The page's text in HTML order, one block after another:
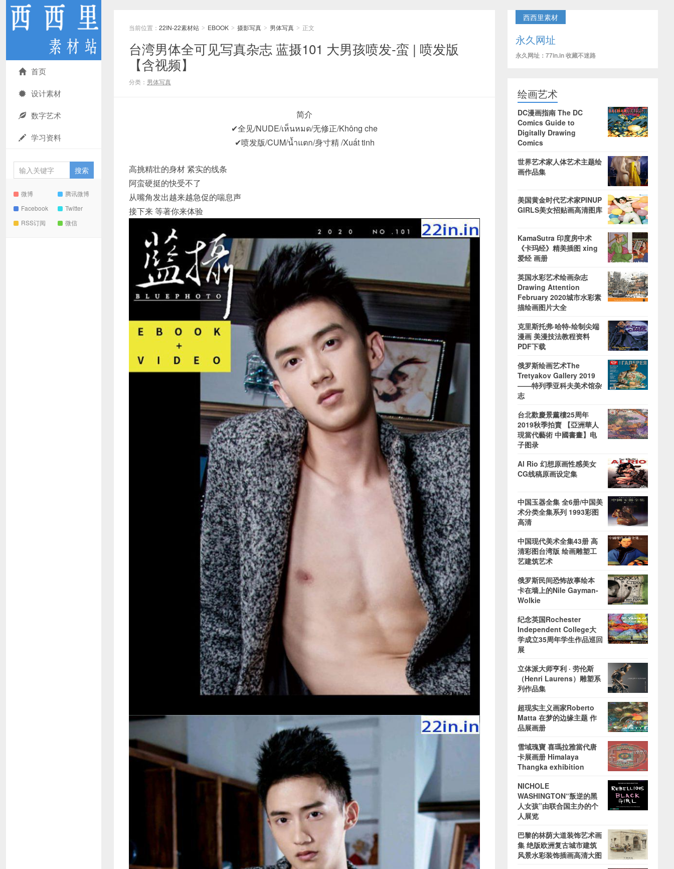
首页
设计素材
数字艺术
学习资料
微博
腾讯微博
Facebook
Twitter
RSS订阅
微信
当前位置： 22IN-22素材站 > EBOOK > 摄影写真 > 男体写真 > 正文
台湾男体全可见写真杂志 蓝摄101 大男孩喷发-蛮 | 喷发版
【含视频】
分类： 男体写真
简介
✔全见/NUDE/เห็นหมด/无修正/Không che
✔喷发版/CUM/น้ำแตก/身寸精 /Xuất tinh
高挑精壮的身材 紧实的线条
阿蛮硬挺的快受不了
从嘴角发出越来越急促的喘息声
接下来 等著你来体验
西西里素材
永久网址
永久网址：77in.in 收藏不迷路
绘画艺术
DC漫画指南 The DC
Comics Guide to
Digitally Drawing
Comics
世界艺术家人体艺术主题绘
画作品集
美国黄金时代艺术家PINUP
GIRLS美女招贴画高清图库
KamaSutra 印度房中术
《卡玛经》精美插图 xing
爱经 画册
英国水彩艺术绘画杂志
Drawing Attention
February 2020城市水彩素
描绘画图片大全
克里斯托弗·哈特-绘制尖端
漫画 美漫技法教程资料
PDF下载
俄罗斯绘画艺术The
Tretyakov Gallery 2019
——特列季亚科夫美术馆杂
志
台北歡慶景薰樓25周年
2019秋季拍賣 【亞洲華人
現當代藝術 中國書畫】电
子图录
Al Rio 幻想原画性感美女
CG线稿原画设定集
中国玉器全集 全6册/中国美
术分类全集系列 1993彩图
高清
中国现代美术全集43册 高
清彩图台湾版 绘画雕塑工
艺建筑艺术
俄罗斯民间恐怖故事绘本
卡在墙上的Nile Gayman-
Wolkie
纪念英国Rochester
Independent College大
学成立35周年学生作品巡回
展
立体派大师亨利 · 劳伦斯
（Henri Laurens）雕塑系
列作品集
超现实主义画家Roberto
Matta 在梦的边缘主题 作
品展画册
雪域瑰寶 喜瑪拉雅當代唐
卡展画册 Himalaya
Thangka exhibition
NICHOLE
WASHINGTON“叛逆的黑
人女孩”由联合国主办的个
人展览
巴黎的林荫大道装饰艺术画
集 绝版欧洲复古城市建筑
风景水彩装饰插画高清大图